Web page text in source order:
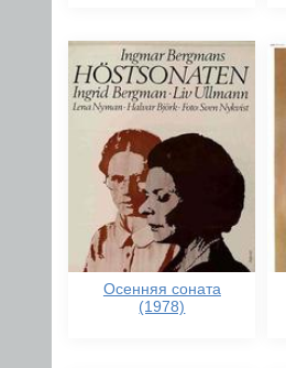
Осенняя соната
(1978)